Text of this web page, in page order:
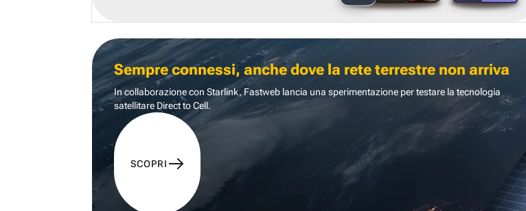
Sempre connessi, anche dove la rete terrestre non arriva
In collaborazione con Starlink, Fastweb lancia una sperimentazione per testare la tecnologia
satellitare Direct to Cell.
SCOPRI